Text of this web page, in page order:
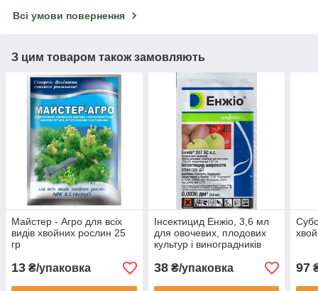
Всі умови повернення
З цим товаром також замовляють
Майстер - Агро для всіх
видів хвойних рослин 25
гр
13 ₴/упаковка
Інсектицид Енжіо, 3,6 мл
для овочевих, плодових
культур і виноградників
38₴/упаковка 97